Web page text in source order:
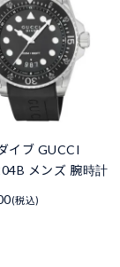
イブ GUCCI
メンズ 腕時計
(税込)